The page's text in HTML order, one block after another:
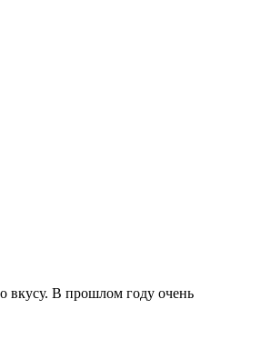
вкусу. В прошлом году очень